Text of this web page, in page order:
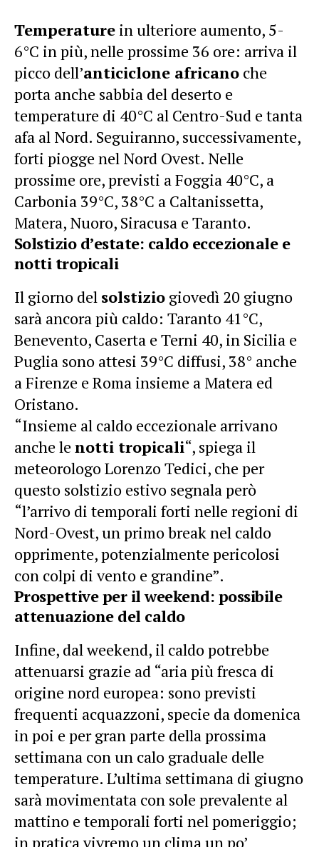
Temperature in ulteriore aumento, 5-
6°C in più, nelle prossime 36 ore: arriva il
picco dell’anticiclone africano che
porta anche sabbia del deserto e
temperature di 40°C al Centro-Sud e tanta
afa al Nord. Seguiranno, successivamente,
forti piogge nel Nord Ovest. Nelle
prossime ore, previsti a Foggia 40°C, a
Carbonia 39°C, 38°C a Caltanissetta,
Matera, Nuoro, Siracusa e Taranto.
Solstizio d’estate: caldo eccezionale e
notti tropicali
Il giorno del solstizio giovedì 20 giugno
sarà ancora più caldo: Taranto 41°C,
Benevento, Caserta e Terni 40, in Sicilia e
Puglia sono attesi 39°C diffusi, 38° anche
a Firenze e Roma insieme a Matera ed
Oristano.
“Insieme al caldo eccezionale arrivano
anche le notti tropicali“, spiega il
meteorologo Lorenzo Tedici, che per
questo solstizio estivo segnala però
“l’arrivo di temporali forti nelle regioni di
Nord-Ovest, un primo break nel caldo
opprimente, potenzialmente pericolosi
con colpi di vento e grandine”.
Prospettive per il weekend: possibile
attenuazione del caldo
Infine, dal weekend, il caldo potrebbe
attenuarsi grazie ad “aria più fresca di
origine nord europea: sono previsti
frequenti acquazzoni, specie da domenica
in poi e per gran parte della prossima
settimana con un calo graduale delle
temperature. L’ultima settimana di giugno
sarà movimentata con sole prevalente al
mattino e temporali forti nel pomeriggio;
in pratica vivremo un clima un po’